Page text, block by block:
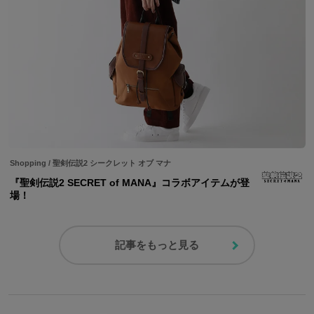
Shopping / 聖剣伝説2 シークレット オブ マナ
『聖剣伝説2 SECRET of MANA』コラボアイテムが登
場！
記事をもっと見る